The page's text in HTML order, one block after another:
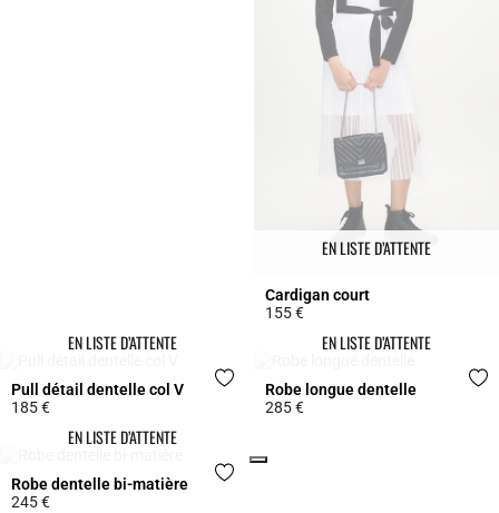
EN LISTE D’ATTENTE
Cardigan court
155 €
EN LISTE D’ATTENTE
Pull détail dentelle col V
185 €
EN LISTE D’ATTENTE
Robe longue dentelle
285 €
EN LISTE D’ATTENTE
Robe dentelle bi-matière
245 €
Click